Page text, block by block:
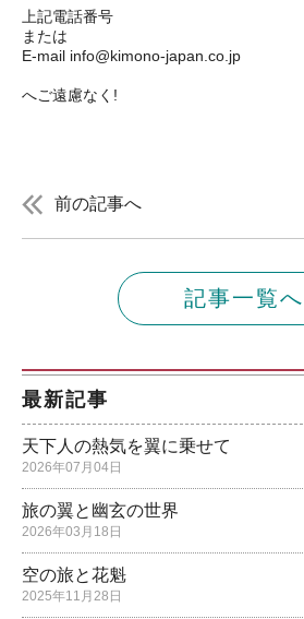
上記電話番号
または
E-mail info@kimono-japan.co.jp
へご遠慮なく!
前の記事へ
記事一覧へ
最新記事
天下人の熱気を翼に乗せて
2026年07月04日
旅の翼と幽玄の世界
2026年03月18日
空の旅と花魁
2025年11月28日